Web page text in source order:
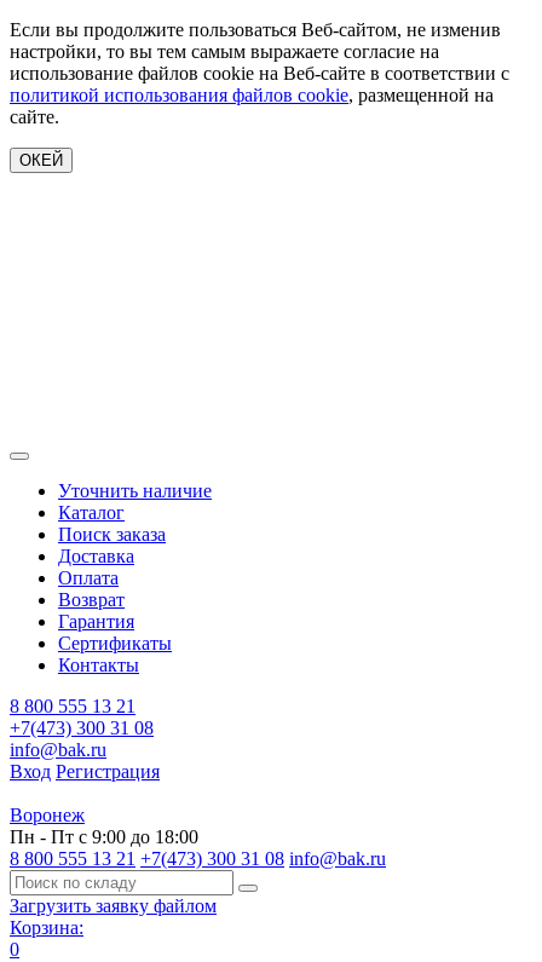
Если вы продолжите пользоваться Веб-сайтом, не изменив
настройки, то вы тем самым выражаете согласие на
использование файлов cookie на Веб-сайте в соответствии с
политикой использования файлов cookie, размещенной на
сайте.
ОКЕЙ
Уточнить наличие
Каталог
Поиск заказа
Доставка
Оплата
Возврат
Гарантия
Сертификаты
Контакты
8 800 555 13 21
+7(473) 300 31 08
info@bak.ru
Вход Регистрация
Воронеж
Пн - Пт с 9:00 до 18:00
8 800 555 13 21 +7(473) 300 31 08 info@bak.ru
Загрузить заявку файлом
Корзина:
0